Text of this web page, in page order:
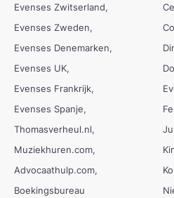
Evenses Zwitserland
Evenses Zweden
Evenses Denemarken
Evenses UK
Evenses Frankrijk
Evenses Spanje
Thomasverheul.nl
Muziekhuren.com
Advocaathulp.com
Boekingsbureau